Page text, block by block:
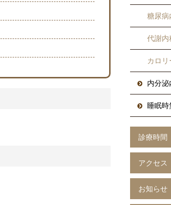
糖尿病
代謝内
カロ
内分泌
睡眠時
診療時間
アクセス
お知らせ